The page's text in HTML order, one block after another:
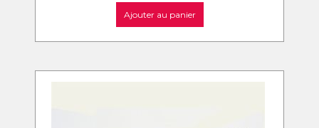
Ajouter au panier